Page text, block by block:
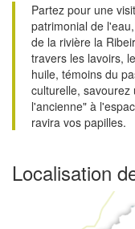
Partez pour une
patrimonial de
de la rivière la
travers les lavoirs,
huile, témoins du
culturelle, savourez
l'ancienne" à
ravira vos papilles.
Localisation